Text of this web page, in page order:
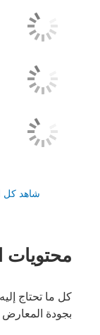
شاهد كل
محتويات
بجودة